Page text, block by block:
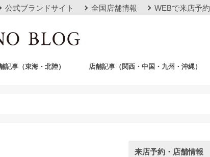
公式ブランドサイト 全国店舗情報 WEBで来店予約
記事（東海・北陸） 店舗記事（関西・中国・九州・沖縄）
来店予約・店舗情報